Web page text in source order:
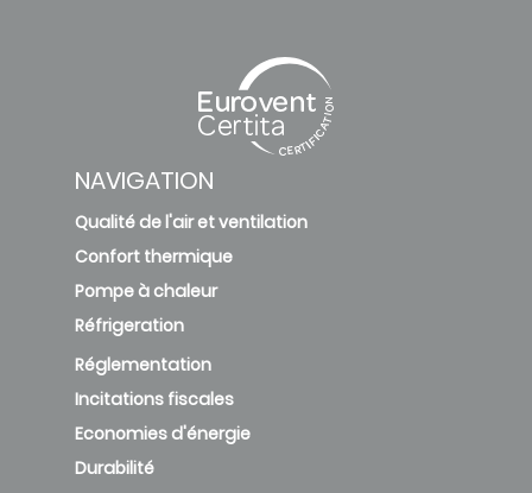
45
DN4S
NAVIGATION
Qualité de l'air et ventilation
Confort thermique
Pompe à chaleur
Réfrigeration
Réglementation
Incitations fiscales
Economies d'énergie
Durabilité